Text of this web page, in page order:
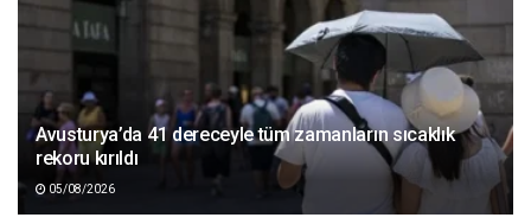
Avusturya’da 41 dereceyle tüm zamanların sıcaklık
rekoru kırıldı
05/08/2026